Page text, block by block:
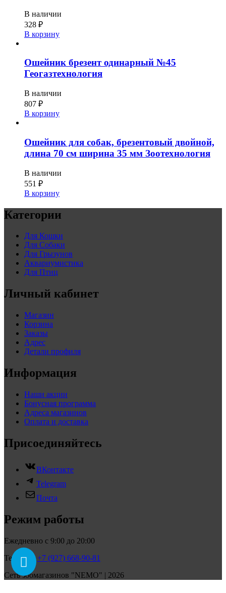
В наличии
328 ₽
В корзину
Ошейник брезент одинарный №45
Геогазтехнология
В наличии
807 ₽
В корзину
Ошейник для собак, брезентовый двойной,
длина 70 см ширина 35 мм Зоотехнология
В наличии
551 ₽
В корзину
Категории
Для Кошки
Для Собаки
Для Грызунов
Аквариумистика
Для Птиц
Личный кабинет
Магазин
Корзина
Заказы
Адрес
Детали профиля
Информация
Наши акции
Бонусная программа
Адреса магазинов
Оплата и доставка
Присоединяйтесь
ВКонтакте
Telegram
Почта
Режим работы
Ежедневно с 9:00 до 20:00
Телефон:+7 (927) 668-90-81
Сеть зоомагазинов "NEMO" | 2026